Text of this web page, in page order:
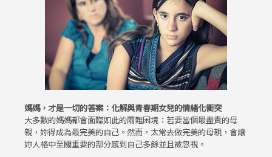
媽媽，才是一切的答案：化解與青春期女兒的情緒化衝突
大多數的媽媽都會面臨如此的兩難困境：若要當個最盡責的母
親，妳得成為最完美的自己。然而，太常去做完美的母親，會讓
妳人格中至關重要的部分感到自己多餘並且被忽視。